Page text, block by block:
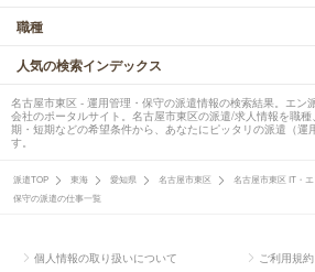
職種
人気の検索インデックス
名古屋市東区 - 運用管理・保守の派遣情報の検索結果。エン
会社のポータルサイト。名古屋市東区の派遣/求人情報を職
期・短期などの希望条件から、あなたにピッタリの派遣（運
す。
派遣TOP 東海 愛知県 名古屋市東区 名古屋市東区 IT・
保守の派遣の仕事一覧
個人情報の取り扱いについて ご利用規約